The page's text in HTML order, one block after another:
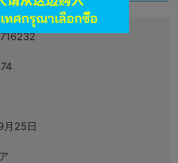
月25日